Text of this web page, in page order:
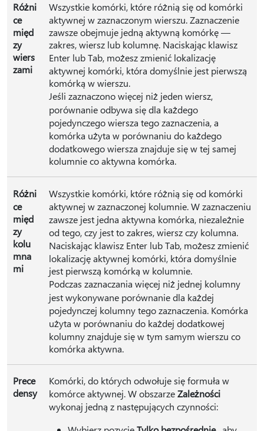
Różni
ce
międ
zy
wiers
zami
Wszystkie komórki, które różnią się od komórki
aktywnej w zaznaczonym wierszu. Zaznaczenie
zawsze obejmuje jedną aktywną komórkę —
zakres, wiersz lub kolumnę. Naciskając klawisz
Enter lub Tab, możesz zmienić lokalizację
aktywnej komórki, która domyślnie jest pierwszą
komórką w wierszu.
Jeśli zaznaczono więcej niż jeden wiersz,
porównanie odbywa się dla każdego
pojedynczego wiersza tego zaznaczenia, a
komórka użyta w porównaniu do każdego
dodatkowego wiersza znajduje się w tej samej
kolumnie co aktywna komórka.
Różni
ce
międ
zy
kolu
mna
mi
Wszystkie komórki, które różnią się od komórki
aktywnej w zaznaczonej kolumnie. W zaznaczeniu
zawsze jest jedna aktywna komórka, niezależnie
od tego, czy jest to zakres, wiersz czy kolumna.
Naciskając klawisz Enter lub Tab, możesz zmienić
lokalizację aktywnej komórki, która domyślnie
jest pierwszą komórką w kolumnie.
Podczas zaznaczania więcej niż jednej kolumny
jest wykonywane porównanie dla każdej
pojedynczej kolumny tego zaznaczenia. Komórka
użyta w porównaniu do każdej dodatkowej
kolumny znajduje się w tym samym wierszu co
komórka aktywna.
Prece
densy
Komórki, do których odwołuje się formuła w
komórce aktywnej. W obszarzeZależności
wykonaj jedną z następujących czynności: